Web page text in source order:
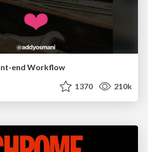
end Workflow
1370 210k